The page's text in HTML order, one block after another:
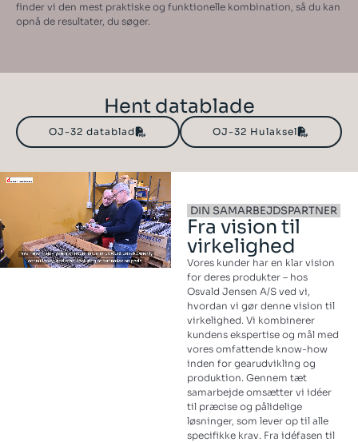
finder vi den mest praktiske og funktionelle kombination, så du kan
opnå de resultater, du søger.
Hent datablade
OJ-32 datablad OJ-32 Hulaksel
DIN SAMARBEJDSPARTNER
Fra vision til
virkelighed
Vores kunder har en klar vision
for deres produkter – hos
Osvald Jensen A/S ved vi,
hvordan vi gør denne vision til
virkelighed. Vi kombinerer
kundens ekspertise og mål med
vores omfattende know-how
inden for gearudvikling og
produktion. Gennem tæt
samarbejde omsætter vi idéer
til præcise og pålidelige
løsninger, som lever op til alle
specifikke krav. Fra idéfasen til